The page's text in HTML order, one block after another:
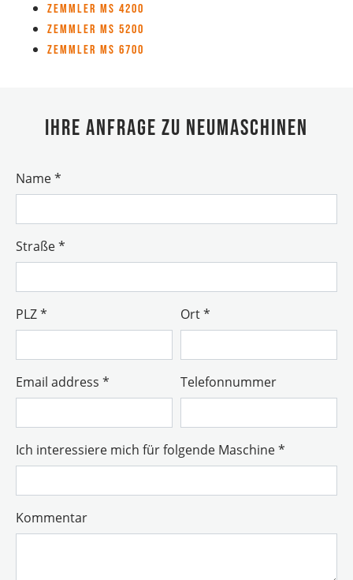
Zemmler MS 4200
Zemmler MS 5200
Zemmler MS 6700
Ihre Anfrage zu Neumaschinen
Name*
Straße*
PLZ* Ort*
Email address * Telefonnummer
Ich interessiere mich für folgende Maschine*
Kommentar